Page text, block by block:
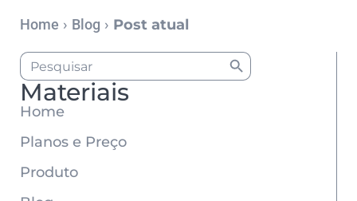
Home › Blog › Post atual
Search
for:
Search Button
Materiais
Home
Planos e Preço
Produto